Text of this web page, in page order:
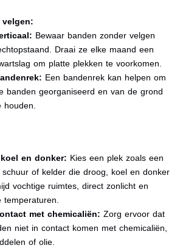
velgen:
Bewaar banden zonder velgen
Draai ze elke maand een
om platte plekken te voorkomen.
Een bandenrek kan helpen om
banden georganiseerd en van de grond
houden.
en donker: Kies een plek zoals een
schuur of kelder die droog, koel en donker
vochtige ruimtes, direct zonlicht en
temperaturen.
met chemicaliën: Zorg ervoor dat
niet in contact komen met chemicaliën,
of olie.